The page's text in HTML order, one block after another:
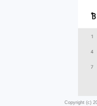
Copyright (c)